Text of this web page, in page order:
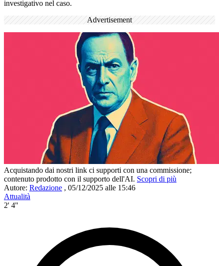
investigativo nel caso.
Advertisement
Acquistando dai nostri link ci supporti con una commissione;
contenuto prodotto con il supporto dell'AI. Scopri di più
Autore: Redazione , 05/12/2025 alle 15:46
Attualità
2' 4''